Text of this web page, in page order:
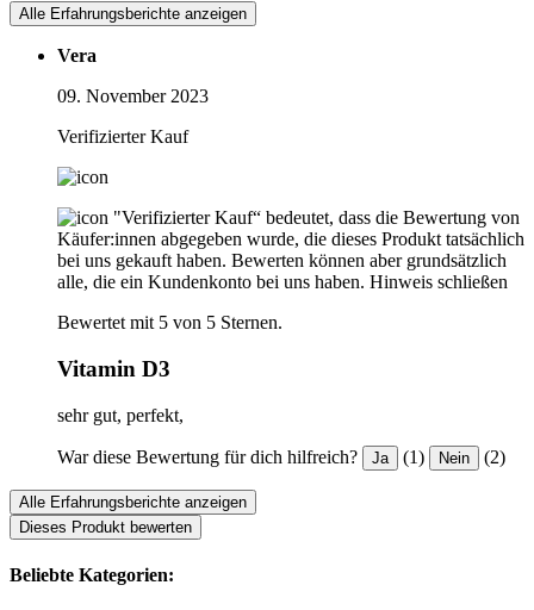
Alle Erfahrungsberichte anzeigen
Vera
09. November 2023
Verifizierter Kauf
"Verifizierter Kauf“ bedeutet, dass die Bewertung von
Käufer:innen abgegeben wurde, die dieses Produkt tatsächlich
bei uns gekauft haben. Bewerten können aber grundsätzlich
alle, die ein Kundenkonto bei uns haben. Hinweis schließen
Bewertet mit 5 von 5 Sternen.
Vitamin D3
sehr gut, perfekt,
War diese Bewertung für dich hilfreich? Ja (1) Nein (2)
Alle Erfahrungsberichte anzeigen
Dieses Produkt bewerten
Beliebte Kategorien: